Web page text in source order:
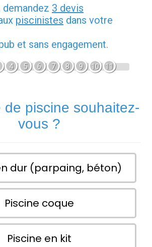
demandez 3 devis
piscinistes dans votre
et sans engagement.
4 5 6 7 8 9 10 11
de piscine souhaitez-
vous ?
dur (parpaing, béton)
Piscine coque
Piscine en kit